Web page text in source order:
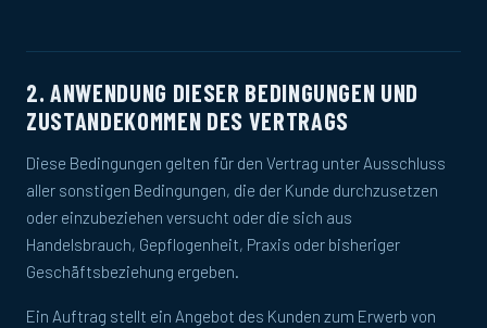
2. ANWENDUNG DIESER BEDINGUNGEN UND
ZUSTANDEKOMMEN DES VERTRAGS
Diese Bedingungen gelten für den Vertrag unter Ausschluss
aller sonstigen Bedingungen, die der Kunde durchzusetzen
oder einzubeziehen versucht oder die sich aus
Handelsbrauch, Gepflogenheit, Praxis oder bisheriger
Geschäftsbeziehung ergeben.
Ein Auftrag stellt ein Angebot des Kunden zum Erwerb von